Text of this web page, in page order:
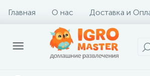
Главная О нас Доставка и